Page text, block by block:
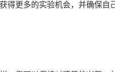
得更多的实验机会，并确保自